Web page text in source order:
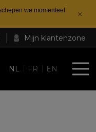
we momenteel
×
Mijn klantenzone
NL FR EN